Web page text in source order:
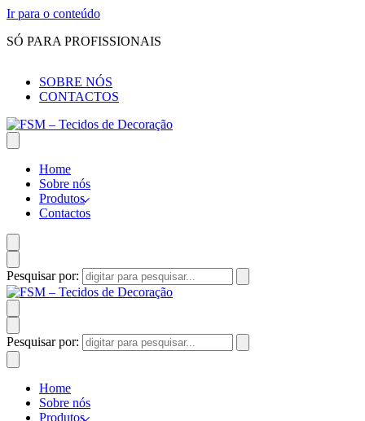
Ir para o conteúdo
SÓ PARA PROFISSIONAIS
SOBRE NÓS
CONTACTOS
Home
Sobre nós
Produtos
Contactos
Pesquisar por:
Pesquisar por:
Home
Sobre nós
Produtos